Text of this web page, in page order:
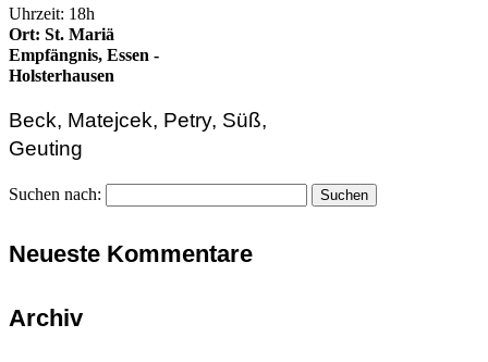
Uhrzeit: 18h
Ort: St. Mariä
Empfängnis, Essen -
Holsterhausen
Beck, Matejcek, Petry, Süß,
Geuting
Suchen nach:
Neueste Kommentare
Archiv